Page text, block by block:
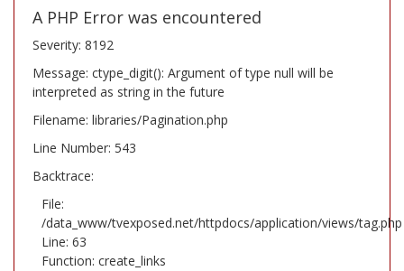
A PHP Error was encountered
Severity: 8192
Message: ctype_digit(): Argument of type null will be
interpreted as string in the future
Filename: libraries/Pagination.php
Line Number: 543
Backtrace:
File:
/data_www/tvexposed.net/httpdocs/application/views/tag.php
Line: 63
Function: create_links